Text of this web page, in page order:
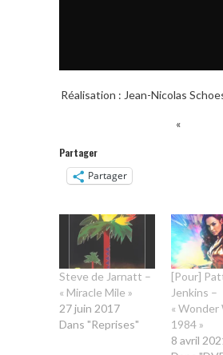
Réalisation : Jean-Nicolas
«
Partager
Partager
Steve de Jarnatt –
« Miracle Mile »
27 juin 2017
Dans "Reprises"
[Pour]
Jenkins –
« Wonder
1984 »
8 avril